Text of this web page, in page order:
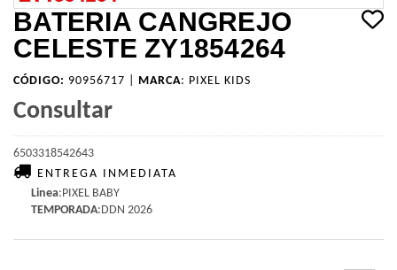
BATERIA CANGREJO
CELESTE ZY1854264
CÓDIGO: 90956717 | MARCA: PIXEL KIDS
Consultar
6503318542643
ENTREGA INMEDIATA
Linea:PIXEL BABY
TEMPORADA:DDN 2026